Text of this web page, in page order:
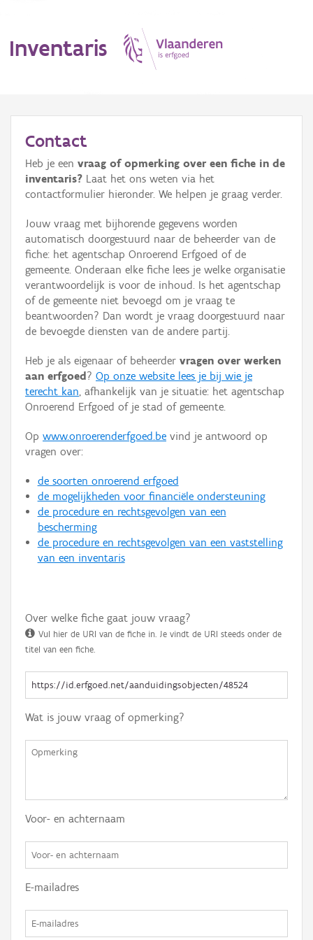
Inventaris
Erfgoedobject
Aanduidingsobject
Waarneming
Thema
Gebeurtenis
Persoon of collectief
Hergebruik
Aanmelden
Contact
Heb je een vraag of opmerking over een fiche in de
inventaris? Laat het ons weten via het
contactformulier hieronder. We helpen je graag verder.
Jouw vraag met bijhorende gegevens worden
automatisch doorgestuurd naar de beheerder van de
fiche: het agentschap Onroerend Erfgoed of de
gemeente. Onderaan elke fiche lees je welke organisatie
verantwoordelijk is voor de inhoud. Is het agentschap
of de gemeente niet bevoegd om je vraag te
beantwoorden? Dan wordt je vraag doorgestuurd naar
de bevoegde diensten van de andere partij.
Heb je als eigenaar of beheerder vragen over werken
aan erfgoed ? Op onze website lees je bij wie je
terecht kan, afhankelijk van je situatie: het agentschap
Onroerend Erfgoed of je stad of gemeente.
Op www.onroerenderfgoed.be vind je antwoord op
vragen over:
de soorten onroerend erfgoed
de mogelijkheden voor financiële ondersteuning
de procedure en rechtsgevolgen van een
bescherming
de procedure en rechtsgevolgen van een vaststelling
van een inventaris
Over welke fiche gaat jouw vraag?
Vul hier de URI van de fiche in. Je vindt de URI steeds onder de
titel van een fiche.
Wat is jouw vraag of opmerking?
Voor- en achternaam
E-mailadres